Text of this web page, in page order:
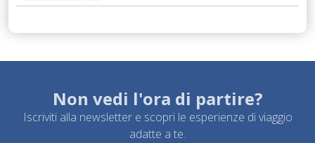
Non vedi l'ora di partire?
Iscriviti alla newsletter e scopri le esperienze di viaggio
adatte a te.